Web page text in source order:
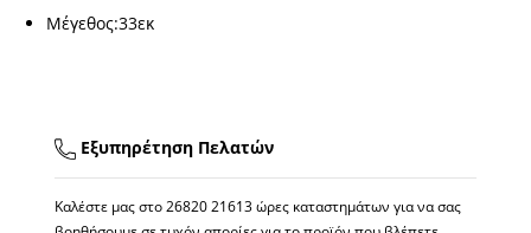
Μέγεθος:33εκ
Εξυπηρέτηση Πελατών
Καλέστε μας στο26820 21613ώρες καταστημάτων για να σας